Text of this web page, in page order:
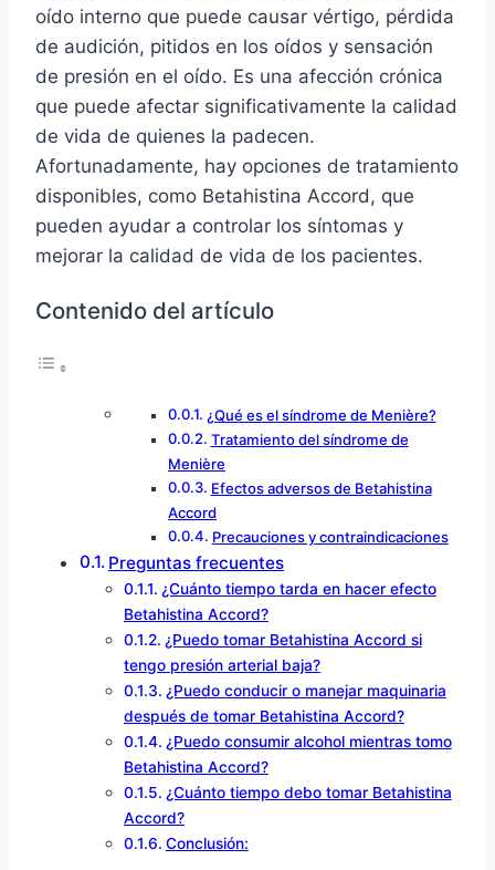
oído interno que puede causar vértigo, pérdida
de audición, pitidos en los oídos y sensación
de presión en el oído. Es una afección crónica
que puede afectar significativamente la calidad
de vida de quienes la padecen.
Afortunadamente, hay opciones de tratamiento
disponibles, como Betahistina Accord, que
pueden ayudar a controlar los síntomas y
mejorar la calidad de vida de los pacientes.
Contenido del artículo
¿Qué es el síndrome de Menière?
Tratamiento del síndrome de
Menière
Efectos adversos de Betahistina
Accord
Precauciones y contraindicaciones
Preguntas frecuentes
¿Cuánto tiempo tarda en hacer efecto
Betahistina Accord?
¿Puedo tomar Betahistina Accord si
tengo presión arterial baja?
¿Puedo conducir o manejar maquinaria
después de tomar Betahistina Accord?
¿Puedo consumir alcohol mientras tomo
Betahistina Accord?
¿Cuánto tiempo debo tomar Betahistina
Accord?
Conclusión: